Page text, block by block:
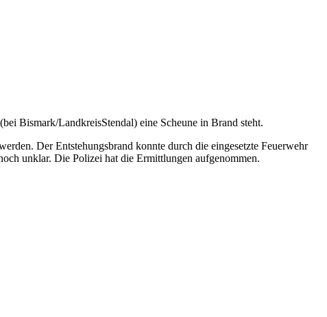
Bismark/LandkreisStendal) eine Scheune in Brand steht.
Der Entstehungsbrand konnte durch die eingesetzte Feuerwehr
unklar. Die Polizei hat die Ermittlungen aufgenommen.